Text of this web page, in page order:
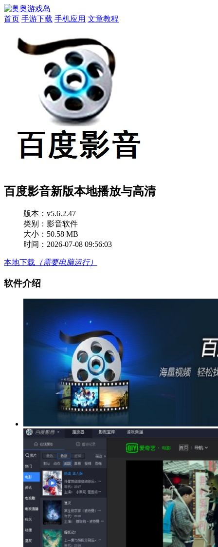
首页 手游下载 手机应用 文章教程
百度影音新版本地播放与高清
版本： v5.6.2.47
类别：影音软件
大小：50.58 MB
时间：2026-07-08 09:56:03
本地下载 （需要电脑运行）
软件介绍